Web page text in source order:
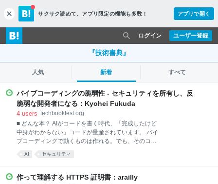
c
l
o
s
サクサク読めて、 アプリ限定の機能も多数！ アプリで開く
ユーザー登録
ログイン
『技術書典』
人気 新着 すべて
バイブコーディングの脆弱性 - セキュリティを所有し、反
脆弱な開発者になる：Kyohei Fukuda
4 users techbookfest.org
■ どんな本？ AIがコードを書く時代、「完成したけど
中身がわからない」コードが量産されています。 バイ
ブコーディングで動くものは作れる。でも、そのコー
発者（pdfme / GitHub 4,000+ stars）が、開発者の目
ティエンジニア向けの攻撃手法解説ではなく、「開発
AI セキュリティ
作って理解する HTTPS 証明書：arailly